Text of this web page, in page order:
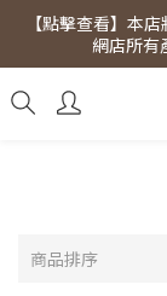
【點擊查看】會
【點擊查看】本
網店所有
【點擊查看】會
商品排序